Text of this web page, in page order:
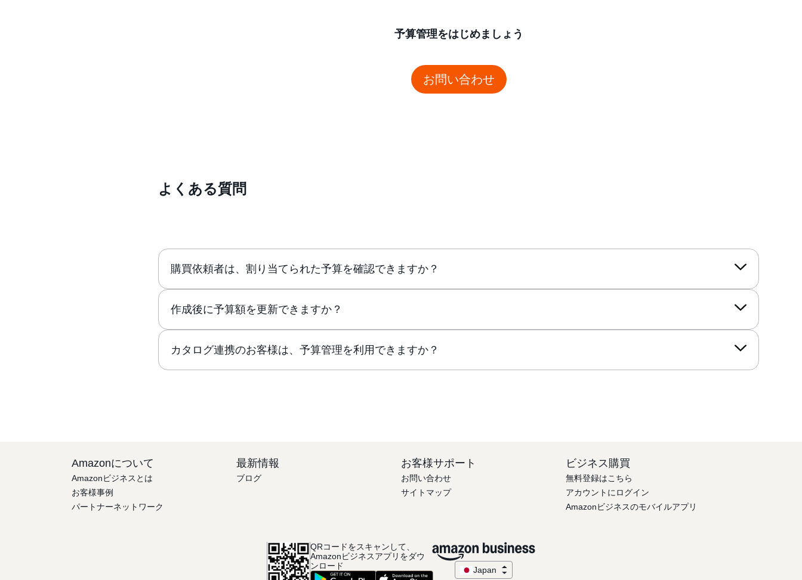
予算管理をはじめましょう
お問い合わせ
よくある質問
購買依頼者は、割り当てられた予算を確認できますか？
作成後に予算額を更新できますか？
カタログ連携のお客様は、予算管理を利用できますか？
Amazonについて
Amazonビジネスとは
お客様事例
パートナーネットワーク
最新情報
ブログ
お客様サポート
お問い合わせ
サイトマップ
ビジネス購買
無料登録はこちら
アカウントにログイン
Amazonビジネスのモバイルアプリ
QRコードをスキャンして、
Amazonビジネスアプリをダウ
ンロード
Japan